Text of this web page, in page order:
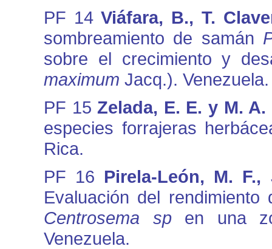
PF 14Viáfara, B., T.
sombreamiento de samán
sobre el crecimiento y
maximum Jacq.). Venezuela.
PF 15Zelada, E. E. y M.
especies forrajeras
Rica.
PF 16 Pirela-León, M.
Evaluación del
Centrosema sp en una
Venezuela.